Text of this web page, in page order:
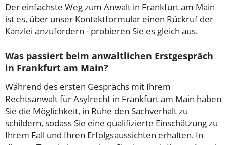
Der einfachste Weg zum Anwalt in Frankfurt am Main
ist es, über unser Kontaktformular einen Rückruf der
Kanzlei anzufordern - probieren Sie es gleich aus.
Was passiert beim anwaltlichen Erstgespräch
in Frankfurt am Main?
Während des ersten Gesprächs mit Ihrem
Rechtsanwalt für Asylrecht in Frankfurt am Main haben
Sie die Möglichkeit, in Ruhe den Sachverhalt zu
schildern, sodass Sie eine qualifizierte Einschätzung zu
Ihrem Fall und Ihren Erfolgsaussichten erhalten. In